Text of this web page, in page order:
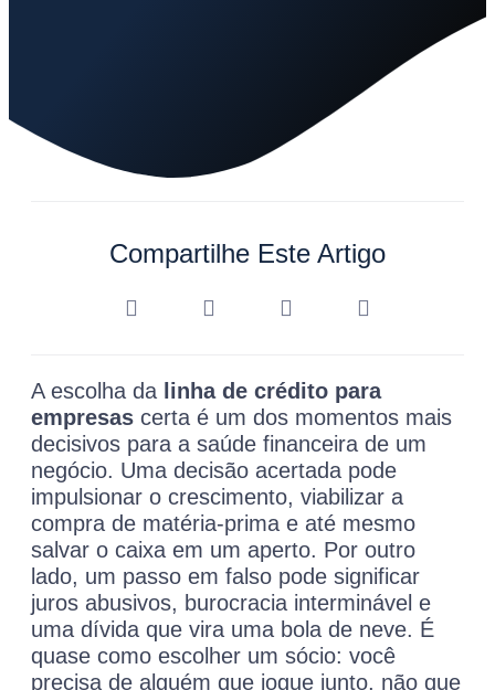
Compartilhe Este Artigo
A escolha da linha de crédito para
empresas certa é um dos momentos mais
decisivos para a saúde financeira de um
negócio. Uma decisão acertada pode
impulsionar o crescimento, viabilizar a
compra de matéria-prima e até mesmo
salvar o caixa em um aperto. Por outro
lado, um passo em falso pode significar
juros abusivos, burocracia interminável e
uma dívida que vira uma bola de neve. É
quase como escolher um sócio: você
precisa de alguém que jogue junto, não que